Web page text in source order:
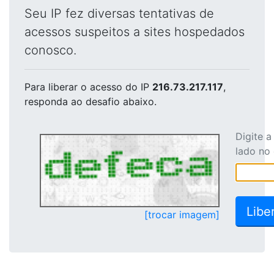
Seu IP fez diversas tentativas de
acessos suspeitos a sites hospedados
conosco.
Para liberar o acesso do IP 216.73.217.117,
responda ao desafio abaixo.
[trocar imagem]
Digite
lado no